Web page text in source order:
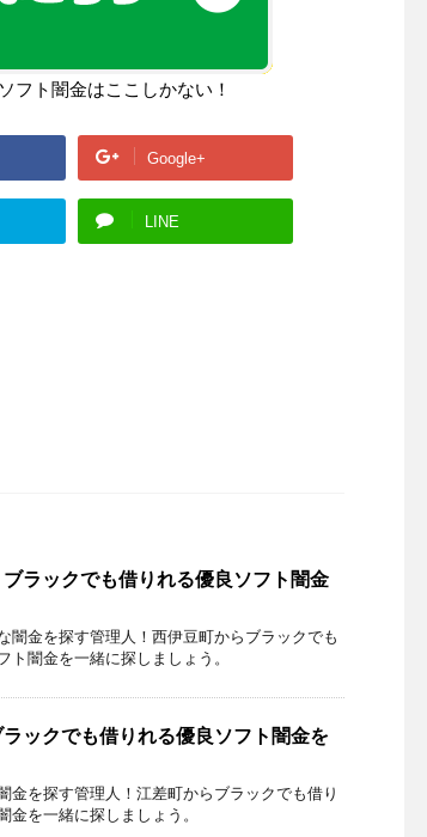
フト闇金はここしかない！
Google+
LINE
ラックでも借りれる優良ソフト闇金
闇金を探す管理人！西伊豆町からブラックでも
闇金を一緒に探しましょう。
ックでも借りれる優良ソフト闇金を
金を探す管理人！江差町からブラックでも借り
を一緒に探しましょう。